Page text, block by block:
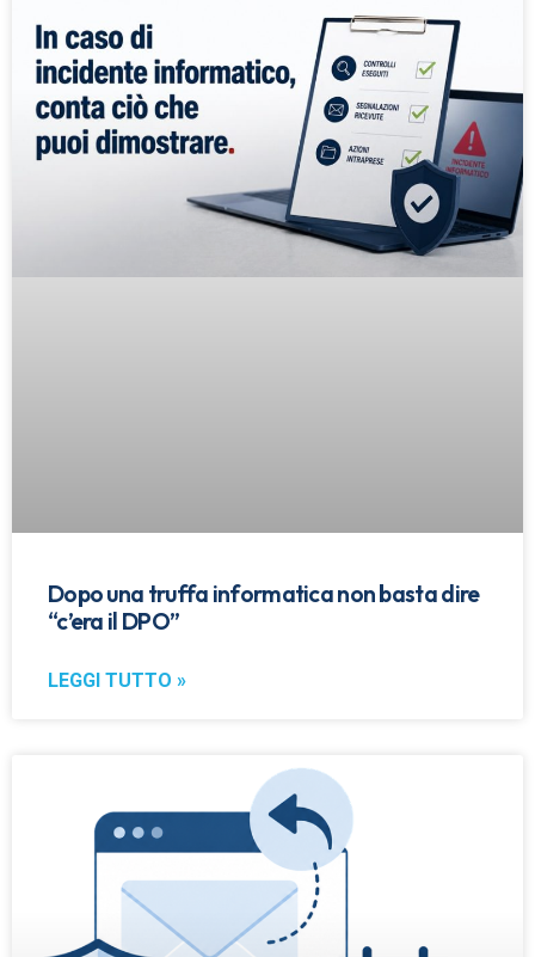
Dopo una truffa informatica non basta dire
“c’era il DPO”
LEGGI TUTTO »